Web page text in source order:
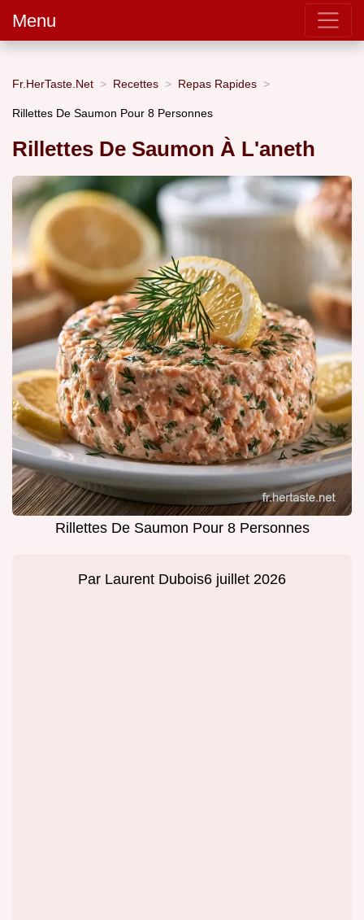
Menu
Fr.HerTaste.Net Recettes Repas Rapides
Rillettes De Saumon Pour 8 Personnes
Rillettes De Saumon À L'aneth
Rillettes De Saumon Pour 8 Personnes
Par Laurent Dubois6 juillet 2026